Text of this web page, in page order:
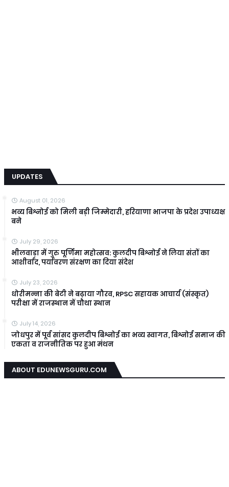
UPDATES
August 01, 2026
भव्य बिश्नोई को मिली बड़ी जिम्मेदारी, हरियाणा भाजपा के प्रदेश उपाध्यक्ष
बने
July 29, 2026
भीलवाड़ा में गुरु पूर्णिमा महोत्सव: कुलदीप बिश्नोई ने लिया संतों का
आशीर्वाद, पर्यावरण संरक्षण का दिया संदेश
July 23, 2026
धोरीमन्ना की बेटी ने बढ़ाया गौरव, RPSC सहायक आचार्य (संस्कृत)
परीक्षा में राजस्थान में चौथा स्थान
July 14, 2026
जोधपुर में पूर्व सांसद कुलदीप बिश्नोई का भव्य स्वागत, बिश्नोई समाज की
एकता व राजनीतिक पर हुआ मंथन
ABOUT EDUNEWSGURU.COM